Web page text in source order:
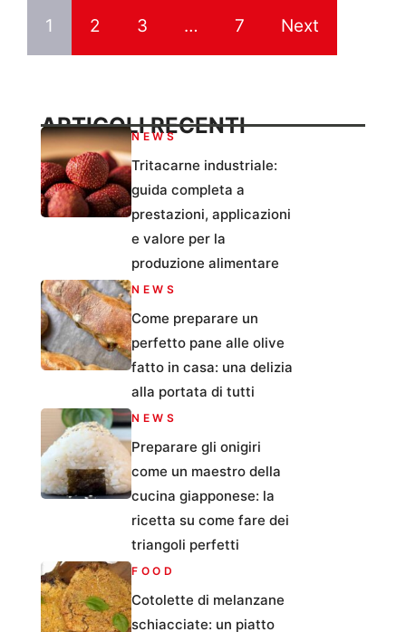
1 2 3 … 7 Next
ARTICOLI RECENTI
NEWS
Tritacarne industriale:
guida completa a
prestazioni, applicazioni
e valore per la
produzione alimentare
NEWS
Come preparare un
perfetto pane alle olive
fatto in casa: una delizia
alla portata di tutti
NEWS
Preparare gli onigiri
come un maestro della
cucina giapponese: la
ricetta su come fare dei
triangoli perfetti
FOOD
Cotolette di melanzane
schiacciate: un piatto